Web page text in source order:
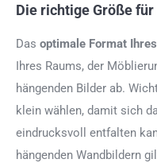
Die richtige Größe
Das optimale Format
Ihres Raums, der
hängenden Bilder ab.
klein wählen, damit sich
eindrucksvoll entfalten
hängenden Wandbildern